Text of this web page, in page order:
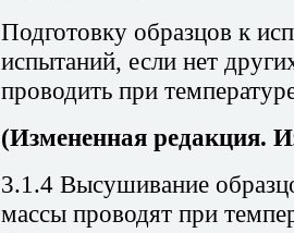
Подготовку образцов к
испытаний, если нет
проводить при
(Измененная редакция.
3.1.4 Высушивание
массы проводят при